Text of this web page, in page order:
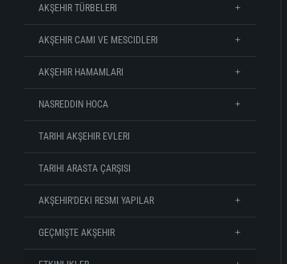
AKŞEHIR TÜRBELERI
AKŞEHIR CAMI VE MESCIDLERI
AKŞEHIR HAMAMLARI
NASREDDIN HOCA
TARIHI AKŞEHIR EVLERI
TARIHI ARASTA ÇARŞISI
AKŞEHIR'DEKI RESMI YAPILAR
GEÇMIŞTE AKŞEHIR